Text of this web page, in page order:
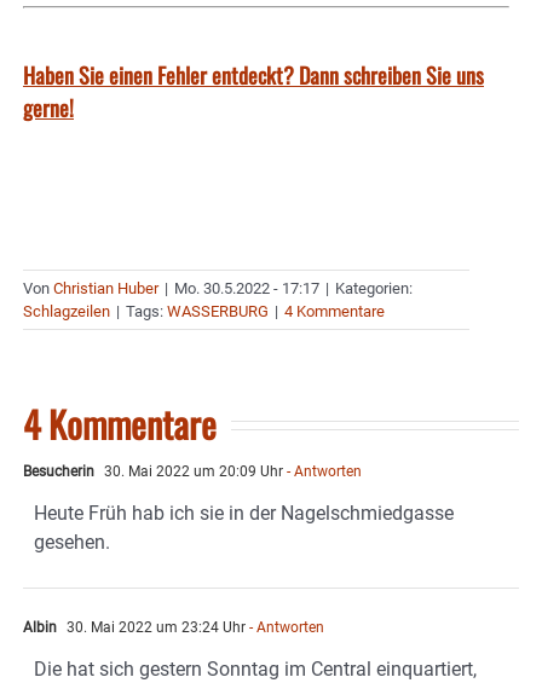
Haben Sie einen Fehler entdeckt? Dann schreiben Sie uns
gerne!
Von Christian Huber | Mo. 30.5.2022 - 17:17 | Kategorien:
Schlagzeilen | Tags: WASSERBURG | 4 Kommentare
4 Kommentare
Besucherin 30. Mai 2022 um 20:09 Uhr - Antworten
Heute Früh hab ich sie in der Nagelschmiedgasse
gesehen.
Albin 30. Mai 2022 um 23:24 Uhr - Antworten
Die hat sich gestern Sonntag im Central einquartiert,